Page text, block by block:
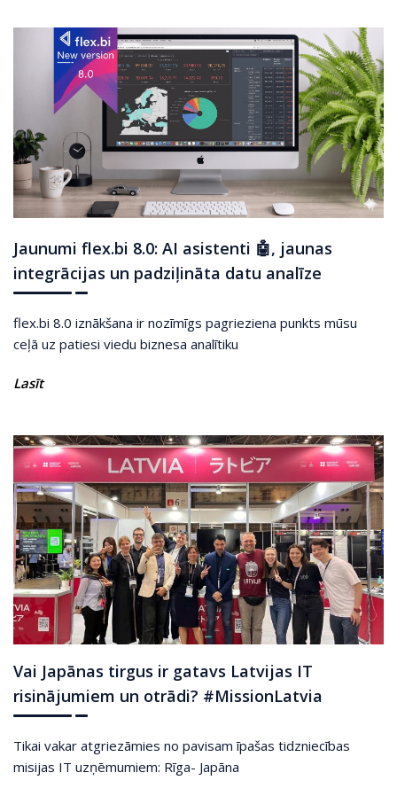
Jaunumi flex.bi 8.0: AI asistenti 🤖, jaunas
integrācijas un padziļināta datu analīze
flex.bi 8.0 iznākšana ir nozīmīgs pagrieziena punkts mūsu
ceļā uz patiesi viedu biznesa analītiku
Lasīt
Vai Japānas tirgus ir gatavs Latvijas IT
risinājumiem un otrādi? #MissionLatvia
Tikai vakar atgriezāmies no pavisam īpašas tidzniecības
misijas IT uzņēmumiem: Rīga- Japāna